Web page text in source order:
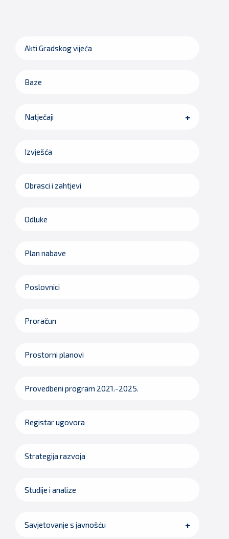
Akti Gradskog vijeća
Baze
Natječaji
Izvješća
Obrasci i zahtjevi
Odluke
Plan nabave
Poslovnici
Proračun
Prostorni planovi
Provedbeni program 2021.-2025.
Registar ugovora
Strategija razvoja
Studije i analize
Savjetovanje s javnošću